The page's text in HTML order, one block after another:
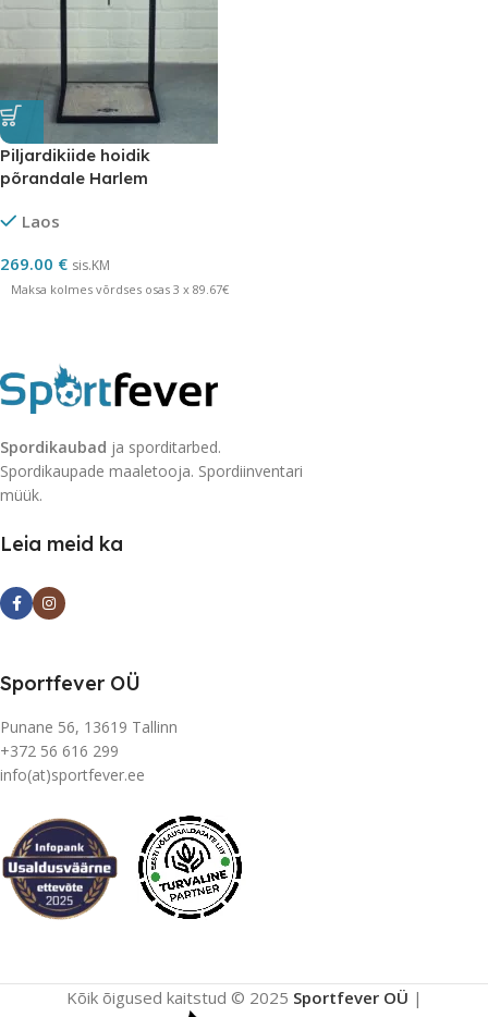
Piljardikiide hoidik
põrandale Harlem
Laos
269.00 € sis.KM
Maksa kolmes võrdses osas 3 x 89.67€
Spordikaubad ja sporditarbed.
Spordikaupade maaletooja. Spordiinventari
müük.
Leia meid ka
Sportfever OÜ
Punane 56, 13619 Tallinn
+372 56 616 299
info(at)sportfever.ee
Kõik õigused kaitstud © 2025 Sportfever OÜ |